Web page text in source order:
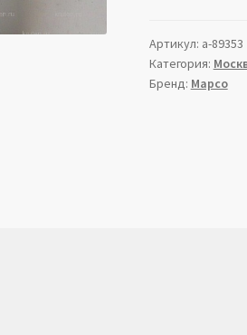
Артикул: a-89353
Категория:
Бренд: Mapco